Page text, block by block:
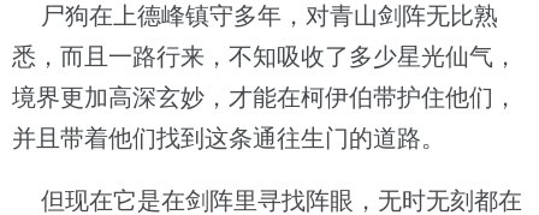
尸狗在上德峰镇守多年，对青山剑阵无比熟
悉，而且一路行来，不知吸收了多少星光仙气，
境界更加高深玄妙，才能在柯伊伯带护住他们，
并且带着他们找到这条通往生门的道路。
但现在它是在剑阵里寻找阵眼，无时无刻都在